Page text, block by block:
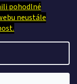
pohodlné
neustále
tělo i duši